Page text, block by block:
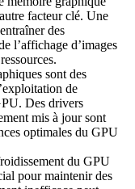
facteur clé. Une
des
l’affichage d’images
sont des
de
Des drivers
mis à jour sont
optimales du GPU
du GPU
pour maintenir des